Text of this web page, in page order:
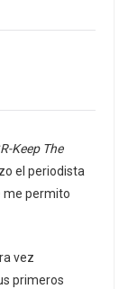
Keep The
el periodista
me permito
vez
primeros